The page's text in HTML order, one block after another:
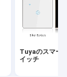
Tuyaのスマー
イッチ